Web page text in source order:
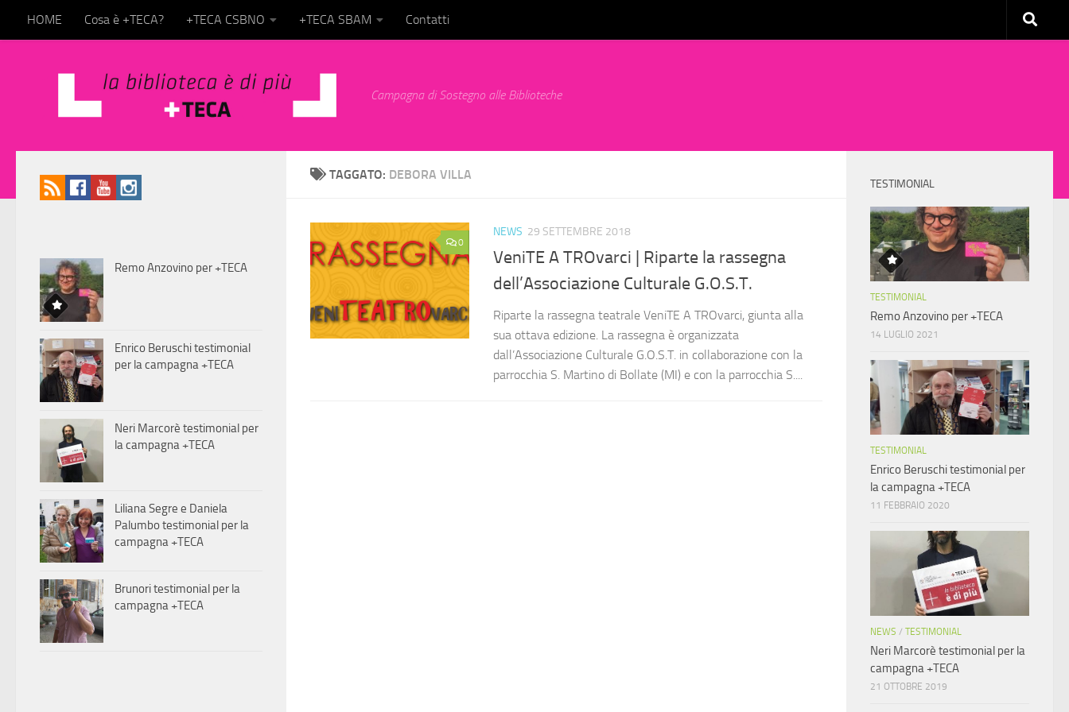
Salta al contenuto
HOME Cosa è +TECA? +TECA CSBNO +TECA SBAM Contatti
Campagna di Sostegno alle Biblioteche
TAGGATO: DEBORA VILLA
0
NEWS 29 SETTEMBRE 2018
VeniTE A TROvarci | Riparte la rassegna
dell’Associazione Culturale G.O.S.T.
Riparte la rassegna teatrale VeniTE A TROvarci, giunta alla
sua ottava edizione. La rassegna è organizzata
dall’Associazione Culturale G.O.S.T. in collaborazione con la
parrocchia S. Martino di Bollate (MI) e con la parrocchia S....
Remo Anzovino per +TECA
Enrico Beruschi testimonial
per la campagna +TECA
Neri Marcorè testimonial per
la campagna +TECA
Liliana Segre e Daniela
Palumbo testimonial per la
campagna +TECA
Brunori testimonial per la
campagna +TECA
TESTIMONIAL
TESTIMONIAL
Remo Anzovino per +TECA
14 LUGLIO 2021
TESTIMONIAL
Enrico Beruschi testimonial per
la campagna +TECA
11 FEBBRAIO 2020
NEWS / TESTIMONIAL
Neri Marcorè testimonial per la
campagna +TECA
21 OTTOBRE 2019